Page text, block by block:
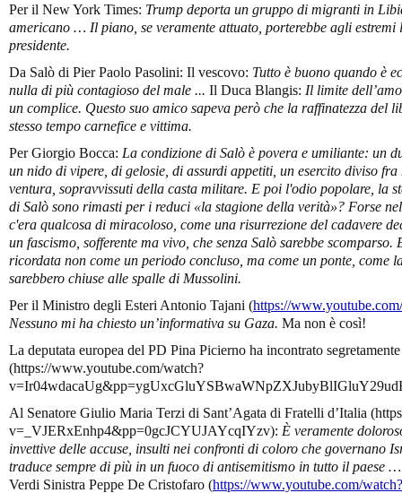
Per il New York Times: Trump deporta un gruppo di migranti in
americano … Il piano, se veramente attuato, porterebbe agli
presidente.
Da Salò di Pier Paolo Pasolini: Il vescovo: Tutto è buono quando è
nulla di più contagioso del male ... Il Duca Blangis: Il limite
un complice. Questo suo amico sapeva però che la raffinatezza del
stesso tempo carnefice e vittima.
Per Giorgio Bocca: La condizione di Salò è povera e umiliante: un
un nido di vipere, di gelosie, di assurdi appetiti, un esercito diviso
ventura, sopravvissuti della casta militare. E poi l'odio popolare, la
di Salò sono rimasti per i reduci «la stagione della verità»? Forse nel
c'era qualcosa di miracoloso, come una risurrezione del cadavere
un fascismo, sofferente ma vivo, che senza Salò sarebbe
ricordata non come un periodo concluso, ma come un ponte, come
sarebbero chiuse alle spalle di Mussolini.
Per il Ministro degli Esteri Antonio Tajani (https://
Nessuno mi ha chiesto un’informativa su Gaza. Ma non è così!
La deputata europea del PD Pina Picierno ha incontrato
(https://www.youtube.com/watch?
Al Senatore Giulio Maria Terzi di Sant’Agata di Fratelli d’Italia
v=_VJERxEnhp4&pp=0gcJCYUJAYcqIYzv): È veramente
invettive delle accuse, insulti nei confronti di coloro che governano
traduce sempre di più in un fuoco di antisemitismo in tutto il paese …
Verdi Sinistra Peppe De Cristofaro (https://www.youtube.com/